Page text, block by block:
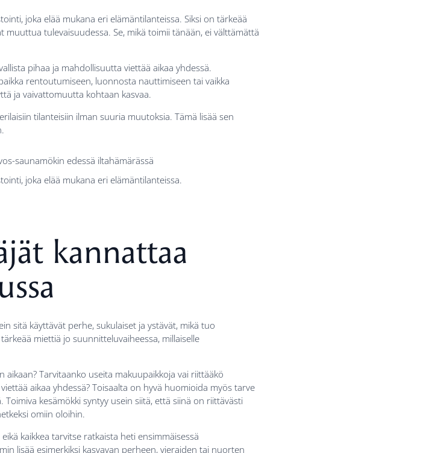
joka elää mukana eri elämäntilanteissa. Siksi on tärkeää
tulevaisuudessa. Se, mikä toimii tänään, ei välttämättä
pihaa ja mahdollisuutta viettää aikaa yhdessä.
rentoutumiseen, luonnosta nauttimiseen tai vaikka
ja vaivattomuutta kohtaan kasvaa.
tilanteisiin ilman suuria muutoksia. Tämä lisää sen
joka elää mukana eri elämäntilanteissa.
kannattaa
sitä käyttävät perhe, sukulaiset ja ystävät, mikä tuo
miettiä jo suunnitteluvaiheessa, millaiselle
Tarvitaanko useita makuupaikkoja vai riittääkö
aikaa yhdessä? Toisaalta on hyvä huomioida myös tarve
kesämökki syntyy usein siitä, että siinä on riittävästi
omiin oloihin.
kaikkea tarvitse ratkaista heti ensimmäisessä
lisää esimerkiksi kasvavan perheen, vieraiden tai nuorten